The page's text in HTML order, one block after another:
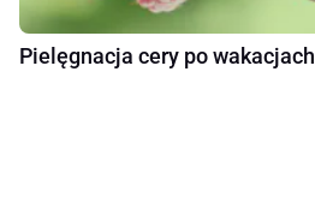
Pielęgnacja cery po wakacjach